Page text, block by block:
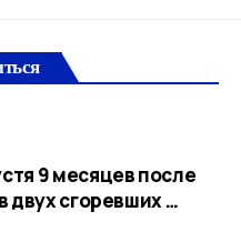
9 месяцев после
двух сгоревших …